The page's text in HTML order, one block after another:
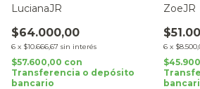
LucianaJR
$64.000,00
6 x $10.666,67 sin interés
$57.600,00 con
Transferencia o depósito
bancario
ZoeJR
6 x